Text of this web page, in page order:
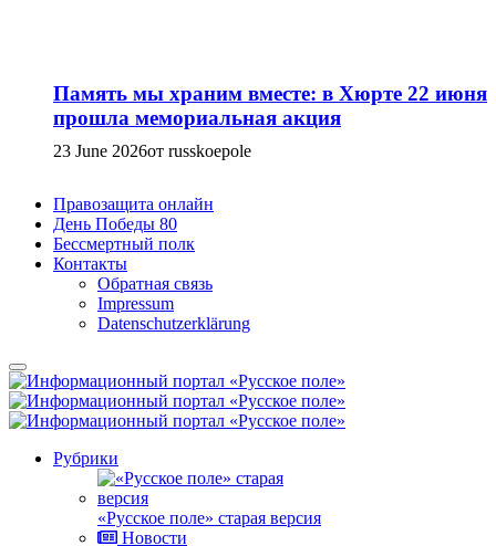
Память мы храним вместе: в Хюрте 22 июня
прошла мемориальная акция
23 June 2026от russkoepole
Правозащита онлайн
День Победы 80
Бессмертный полк
Контакты
Обратная связь
Impressum
Datenschutzerklärung
Рубрики
«Русское поле» старая версия
Новости